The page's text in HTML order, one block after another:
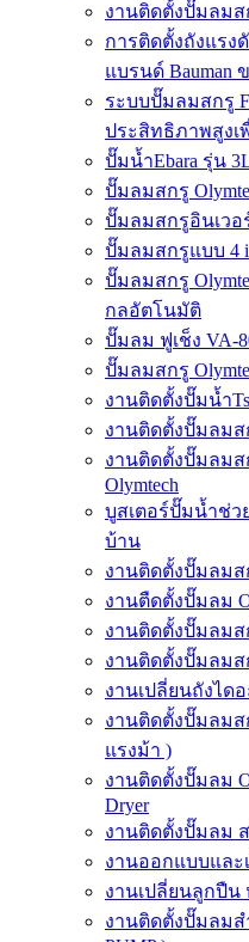
งานติดตั้งปั๊มลมสก
การติดตั้งถังแรงดั
แบรนด์ Bauman
ระบบปั๊มลมสกรู
ประสิทธิภาพสูง
ปั๊มน้ำEbara รุ่น
ปั๊มลมสกรู
ปั๊มลมสกรูอินเวอ
ปั๊มลมสกรูแบบ 4
ปั๊มลมสกรู
กลอัตโนมัติ
ปั๊มลม ฟูเช็ง VA-
ปั๊มลมสกรู
งานติดตั้งปั๊มน้ำ
งานติดตั้งปั๊มลมส
งานติดตั้งปั๊มลมส
Olymtech
บูสเตอร์ปั๊มน้ำช่ว
บ้าน
งานติดตั้งปั๊มลมส
งานตืดตั้งปั๊มลม
งานติดตั้งปั๊มลมส
งานติดตั้งปั๊มลมส
งานเปลี่ยนถังได
งานติดตั้งปั๊มลมส
แรงม้า )
งานติดตั้งปั๊มลม
Dryer
งานติดตั้งปั๊มลม
งานออกแบบแล
งานเปลี่ยนลูกปืน
งานติดตั้งปั๊มลมส